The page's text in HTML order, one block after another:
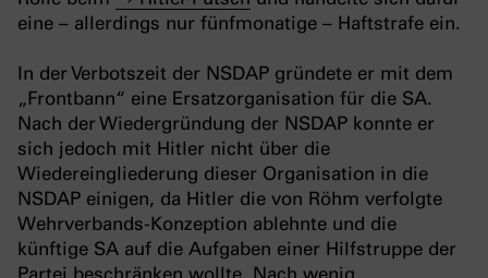
eine – allerdings nur fünfmonatige – Haftstrafe ein.
In der Verbotszeit der NSDAP gründete er mit dem
„Frontbann“ eine Ersatzorganisation für die SA.
Nach der Wiedergründung der NSDAP konnte er
sich jedoch mit Hitler nicht über die
Wiedereingliederung dieser Organisation in die
NSDAP einigen, da Hitler die von Röhm verfolgte
Wehrverbands-Konzeption ablehnte und die
künftige SA auf die Aufgaben einer Hilfstruppe der